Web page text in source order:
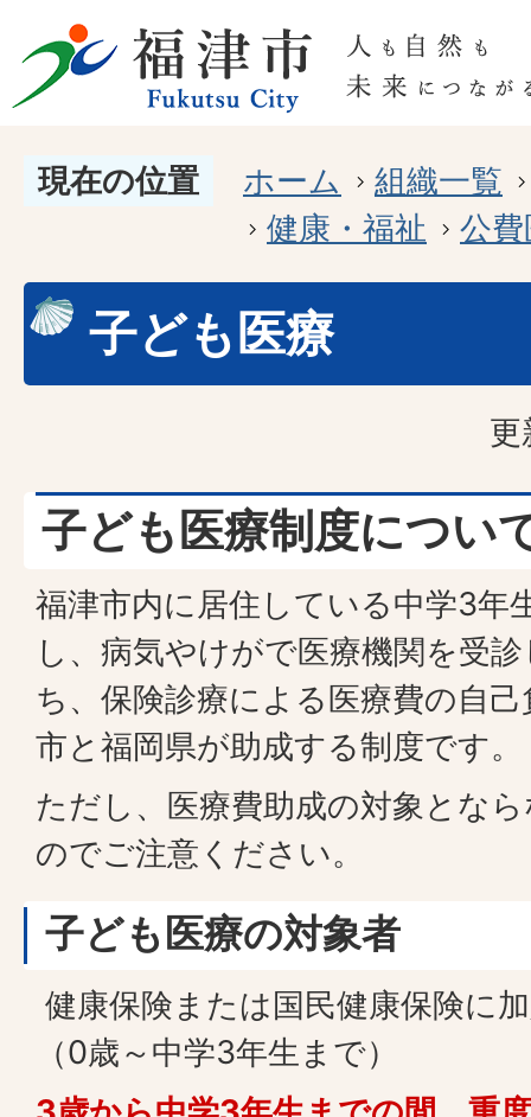
現在の位置 ホーム
組織一覧
健康・福祉
公
子ども医療
更
子ども医療制度につい
福津市内に居住している中学3年
し、病気やけがで医療機関を受
ち、保険診療による医療費の自
市と福岡県が助成する制度です。
ただし、医療費助成の対象とな
のでご注意ください。
子ども医療の対象者
健康保険または国民健康保険に
（0歳～中学3年生まで）